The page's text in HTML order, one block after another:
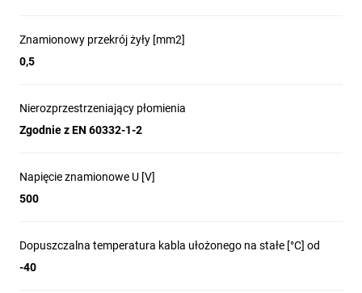
Znamionowy przekrój żyły [mm2]
0,5
Nierozprzestrzeniający płomienia
Zgodnie z EN 60332-1-2
Napięcie znamionowe U [V]
500
Dopuszczalna temperatura kabla ułożonego na stałe [°C] od
-40